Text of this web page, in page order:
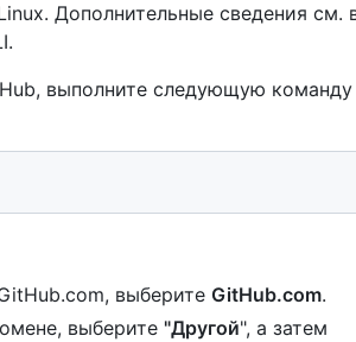
Дополнительные сведения см.
выполните следующую команду
выберите GitHub.com.
выберите "Другой", а затем